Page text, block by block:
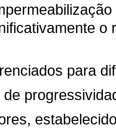
o
para